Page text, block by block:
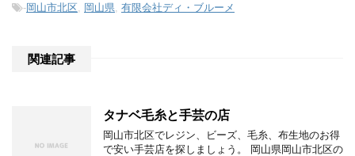
-岡山市北区 岡山県 有限会社ディ・ブルーメ
関連記事
タナベ毛糸と手芸の店
岡山市北区でレジン、ビーズ、毛糸、布生地のお得
で安い手芸店を探しましょう。 岡山県岡山市北区の